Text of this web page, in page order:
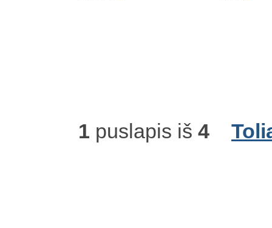
1 puslapis iš 4